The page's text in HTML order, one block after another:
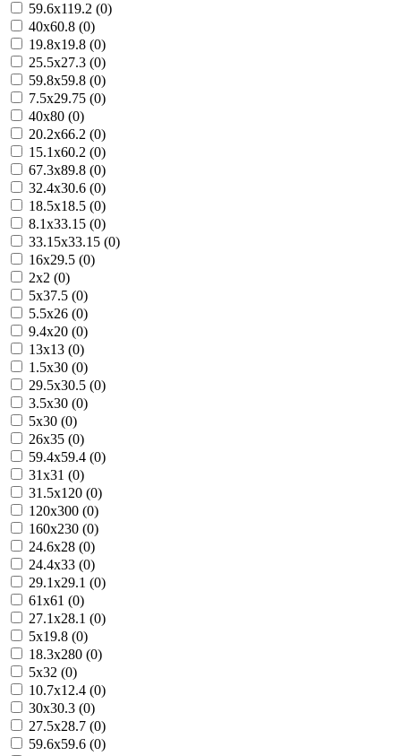
59.6x119.2 (0)
40x60.8 (0)
19.8x19.8 (0)
25.5x27.3 (0)
59.8x59.8 (0)
7.5x29.75 (0)
40x80 (0)
20.2x66.2 (0)
15.1x60.2 (0)
67.3x89.8 (0)
32.4x30.6 (0)
18.5x18.5 (0)
8.1x33.15 (0)
33.15x33.15 (0)
16x29.5 (0)
2x2 (0)
5x37.5 (0)
5.5x26 (0)
9.4x20 (0)
13x13 (0)
1.5x30 (0)
29.5x30.5 (0)
3.5x30 (0)
5x30 (0)
26x35 (0)
59.4x59.4 (0)
31x31 (0)
31.5x120 (0)
120x300 (0)
160x230 (0)
24.6x28 (0)
24.4x33 (0)
29.1x29.1 (0)
61x61 (0)
27.1x28.1 (0)
5x19.8 (0)
18.3x280 (0)
5x32 (0)
10.7x12.4 (0)
30x30.3 (0)
27.5x28.7 (0)
59.6x59.6 (0)